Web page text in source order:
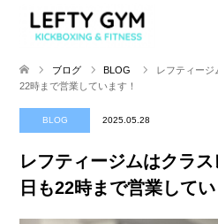
ブログ BLOG
レフティージ
22時まで営業しています！
BLOG 2025.05.28
レフティージムはクラ
日も22時まで営業してい